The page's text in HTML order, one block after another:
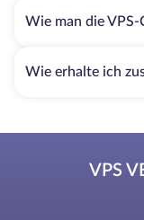
Wie man die
Wie erhalte ich
VPS